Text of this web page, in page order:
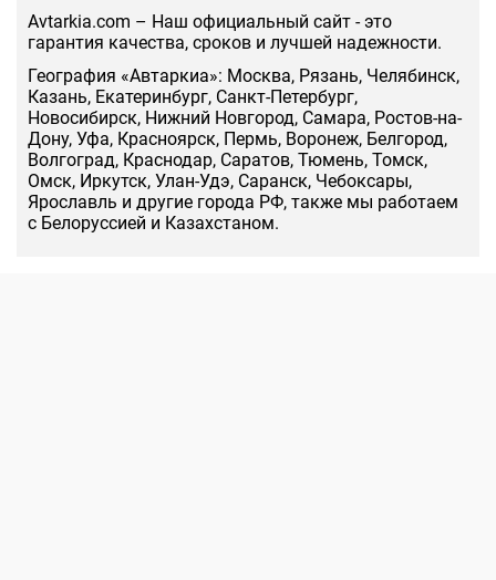
Аvtarkia.com – Наш официальный сайт - это
гарантия качества, сроков и лучшей надежности.
География «Автаркиа»: Москва, Рязань, Челябинск,
Казань, Екатеринбург, Санкт-Петербург,
Новосибирск, Нижний Новгород, Самара, Ростов-на-
Дону, Уфа, Красноярск, Пермь, Воронеж, Белгород,
Волгоград, Краснодар, Саратов, Тюмень, Томск,
Омск, Иркутск, Улан-Удэ, Саранск, Чебоксары,
Ярославль и другие города РФ, также мы работаем
с Белоруссией и Казахстаном.